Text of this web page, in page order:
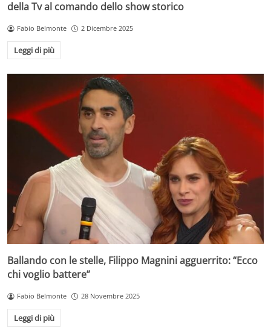
della Tv al comando dello show storico
Fabio Belmonte 2 Dicembre 2025
Leggi di più
Ballando con le stelle, Filippo Magnini agguerrito: “Ecco
chi voglio battere”
Fabio Belmonte 28 Novembre 2025
Leggi di più